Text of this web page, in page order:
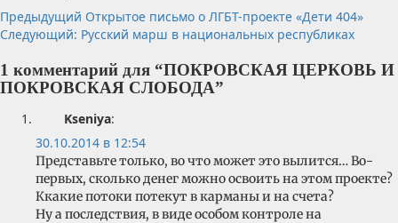
Предыдущий Открытое письмо о ЛГБТ-проекте «Дети 404»
Следующий: Русский марш в национальных республиках
1 комментарий для “ПОКРОВСКАЯ ЦЕРКОВЬ И
ПОКРОВСКАЯ СЛОБОДА”
Kseniya:
30.10.2014 в 12:54
Представьте только, во что может это вылится… Во-
первых, сколько денег можно освоить на этом проекте?
Ккакие потоки потекут в карманы и на счета?
Ну а последствия, в виде особом контроле на